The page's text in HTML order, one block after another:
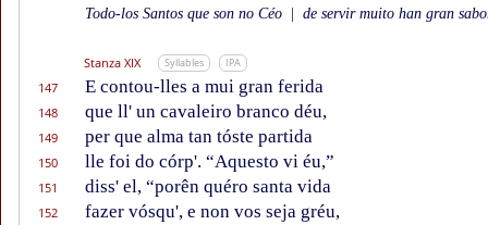
Todo-los Santos que son no Céo de servir muito han gran
Stanza XIX Syllables IPA
147 E contou-lles a mui gran ferida
148 que ll' un cavaleiro branco déu,
149 per que alma tan tóste partida
150 lle foi do córp'. “Aquesto vi éu,”
151 diss' el, “porên quéro santa vida
152 fazer vósqu', e non vos seja gréu,